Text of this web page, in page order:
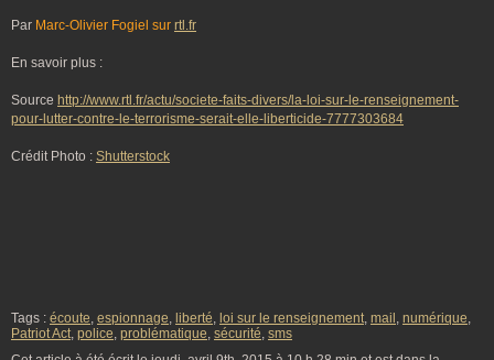
Par Marc-Olivier Fogiel sur rtl.fr
En savoir plus :
Source http://www.rtl.fr/actu/societe-faits-divers/la-loi-sur-le-renseignement-
pour-lutter-contre-le-terrorisme-serait-elle-liberticide-7777303684
Crédit Photo : Shutterstock
Tags : écoute, espionnage, liberté, loi sur le renseignement, mail , numérique,
Patriot Act, police, problématique, sécurité, sms